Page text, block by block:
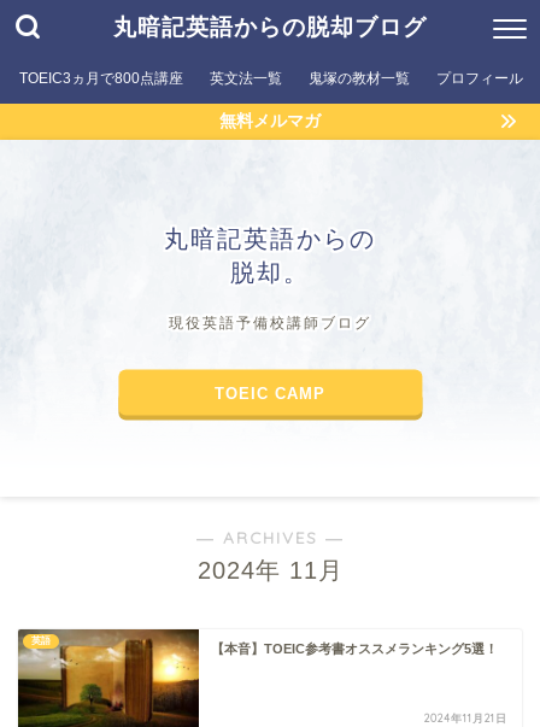
丸暗記英語からの脱却ブログ
TOEIC3ヵ月で800点講座 英文法一覧 鬼塚の教材一覧 プロフィール
無料メルマガ
丸暗記英語からの
脱却。
現役英語予備校講師ブログ
TOEIC CAMP
― ARCHIVES ―
2024年 11月
英語
【本音】TOEIC参考書オススメランキング5選！
2024年11月21日